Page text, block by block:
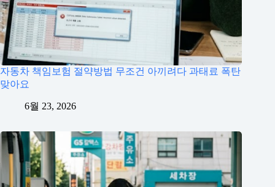
자동차 책임보험 절약방법 무조건 아끼려다 과태료 폭탄
맞아요
6월 23, 2026